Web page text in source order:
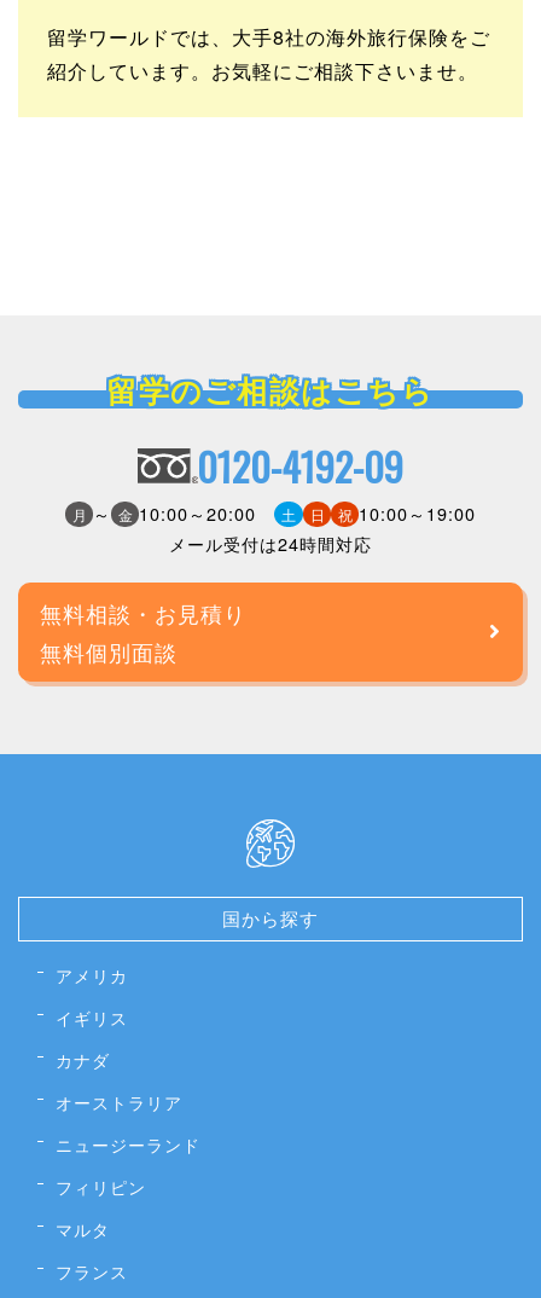
留学ワールドでは、大手8社の海外旅行保険をご
紹介しています。お気軽にご相談下さいませ。
留学のご相談はこちら
0120-4192-09
月 ～ 金 10:00～20:00 土 日 祝 10:00～19:00
メール受付は24時間対応
無料相談・お見積り
無料個別面談
国から探す
アメリカ
イギリス
カナダ
オーストラリア
ニュージーランド
フィリピン
マルタ
フランス